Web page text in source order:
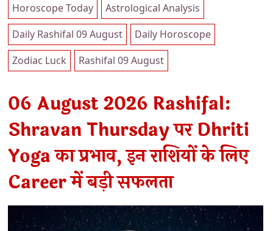
Horoscope Today
Astrological Analysis
Daily Rashifal 09 August
Daily Horoscope
Zodiac Luck
Rashifal 09 August
06 August 2026 Rashifal:
Shravan Thursday पर Dhriti
Yoga का प्रभाव, इन राशियों के लिए
Career में बड़ी सफलता